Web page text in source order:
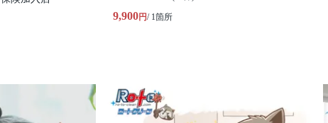
9,900円/ 1箇所